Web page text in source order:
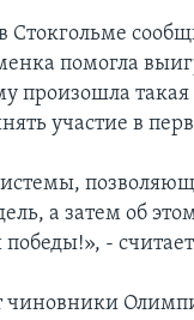
Стокгольме
помогла
произошла
участие в
а затем об
-